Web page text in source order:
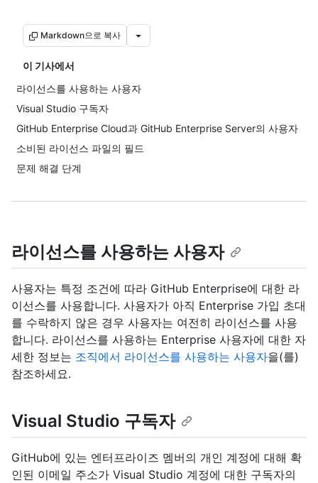
Markdown으로 복사
이 기사에서
라이선스를 사용하는 사용자
Visual Studio 구독자
GitHub Enterprise Cloud과 GitHub Enterprise Server의 사용자
소비된 라이선스 파일의 필드
문제 해결 단계
라이선스를 사용하는 사용자
사용자는 특정 조건에 따라 GitHub Enterprise에 대한 라
이선스를 사용합니다. 사용자가 아직 Enterprise 가입 초대
를 수락하지 않은 경우 사용자는 여전히 라이선스를 사용
합니다. 라이선스를 사용하는 Enterprise 사용자에 대한 자
세한 정보는 조직에서 라이선스를 사용하는 사용자을(를)
참조하세요.
Visual Studio 구독자
GitHub에 있는 엔터프라이즈 멤버의 개인 계정에 대해 확
인된 이메일 주소가 Visual Studio 계정에 대한 구독자의